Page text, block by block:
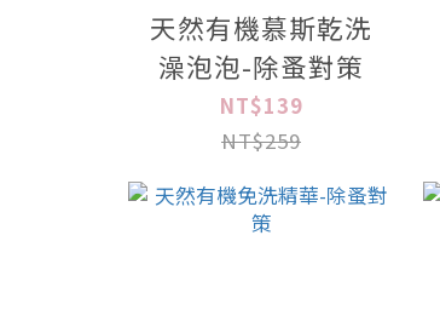
天然有機慕斯乾洗
澡泡泡-除蚤對策
NT$139
NT$259